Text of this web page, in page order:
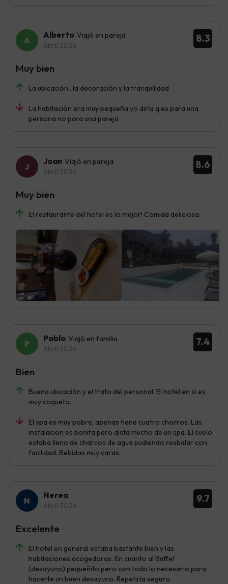
8.3
Alberto Viajó en pareja
Abril 2026
La ubicación , la decoración y la tranquilidad
La habitación era muy pequeña yo diría q es para una
persona no para una pareja
Muy bien
8.6
Joan Viajó en pareja
Abril 2026
El restaurante del hotel es lo mejor! Comida deliciosa.
Muy bien
7.4
Pablo Viajó en familia
Abril 2026
Buena ubicación y el trato del personal. El hotel en si es
muy coqueto.
El spa es muy pobre, apenas tiene cuatro chorros. Las
instalacion es bonita pero dista mucho de un spa. El suelo
estaba lleno de charcos de agua pudiendo resbalar con
facilidad. Bebidas muy caras.
Bien
9.7
Nerea
Abril 2026
El hotel en general estaba bastante bien y las
habitaciones acogedoras. En cuanto al Buffet
(desayuno) pequeñito pero con todo lo necesario para
hacerte un buen desayuno. Repetiría seguro.
Excelente